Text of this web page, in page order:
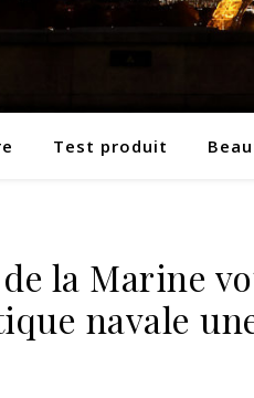
Test produit
la Marine
navale